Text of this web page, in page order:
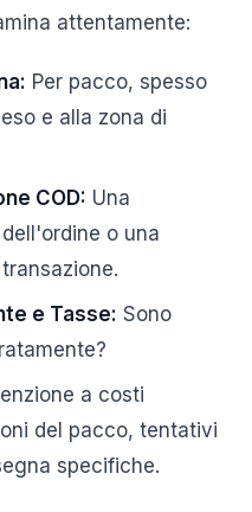
attentamente:
Per pacco, spesso
e alla zona di
COD: Una
o una
e Tasse: Sono
a costi
del pacco, tentativi
specifiche.